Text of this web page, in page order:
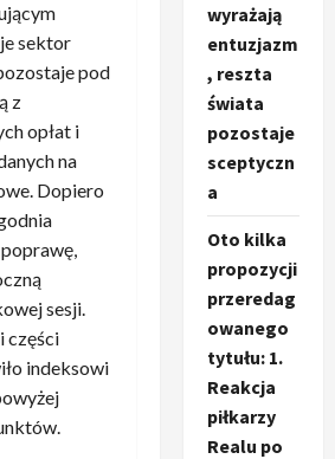
sektor
pod
z
opłat i
na
Dopiero
sesji.
części
indeksowi
wyrażają
entuzjazm
, reszta
świata
pozostaje
sceptyczn
a
Oto kilka
propozycji
przeredag
owanego
tytułu: 1.
Reakcja
piłkarzy
Realu po